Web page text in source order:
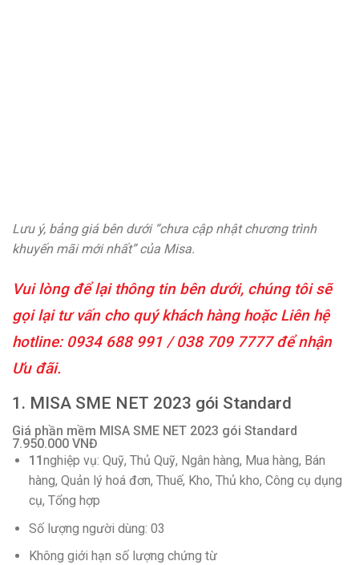
Lưu ý, bảng giá bên dưới “chưa cập nhật chương trình
khuyến mãi mới nhất” của Misa.
Vui lòng để lại thông tin bên dưới, chúng tôi sẽ
gọi lại tư vấn cho quý khách hàng hoặc Liên hệ
hotline: 0934 688 991 /038 709 7777để nhận
Ưu đãi.
1. MISA SME NET 2023 gói Standard
Giá phần mềm MISA SME NET 2023 gói Standard
7.950.000 VNĐ
11nghiệp vụ: Quỹ, Thủ Quỹ, Ngân hàng, Mua hàng, Bán
hàng, Quản lý hoá đơn, Thuế, Kho, Thủ kho, Công cụ dụng
cụ, Tổng hợp
Số lượng người dùng: 03
Không giới hạn số lượng chứng từ